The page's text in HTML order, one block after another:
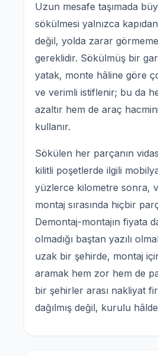
Uzun mesafe taşımada
sökülmesi yalnızca
değil, yolda zarar
gereklidir. Sökülmüş bir
yatak, monte hâline göre
ve verimli istiflenir; bu da
azaltır hem de araç
kullanır.
Sökülen her parçanın
kilitli poşetlerde ilgili
yüzlerce kilometre sonra,
montaj sırasında hiçbir
Demontaj-montajın fiyata
olmadığı baştan yazılı
uzak bir şehirde, montaj
aramak hem zor hem de
bir şehirler arası nakliyat
dağılmış değil, kurulu